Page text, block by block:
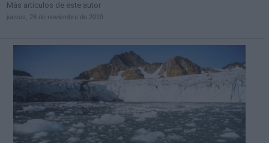
Más artículos de este autor
jueves, 28 de noviembre de 2019